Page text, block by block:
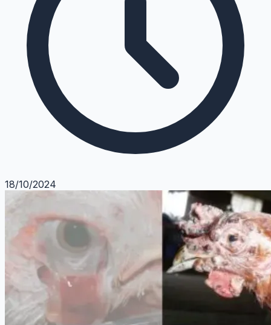
18/10/2024